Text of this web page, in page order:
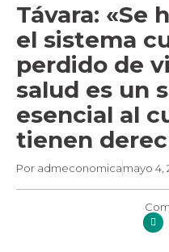
Távara: «Se
el sistema
perdido de
salud es un
esencial al
tienen
Por admeconomicamayo 4,